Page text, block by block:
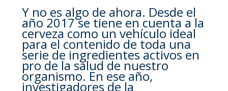
Y no es algo de ahora. Desde el
año 2017 se tiene en cuenta a la
cerveza como un vehículo ideal
para el contenido de toda una
serie de ingredientes activos en
pro de la salud de nuestro
organismo. En ese año,
investigadores de la